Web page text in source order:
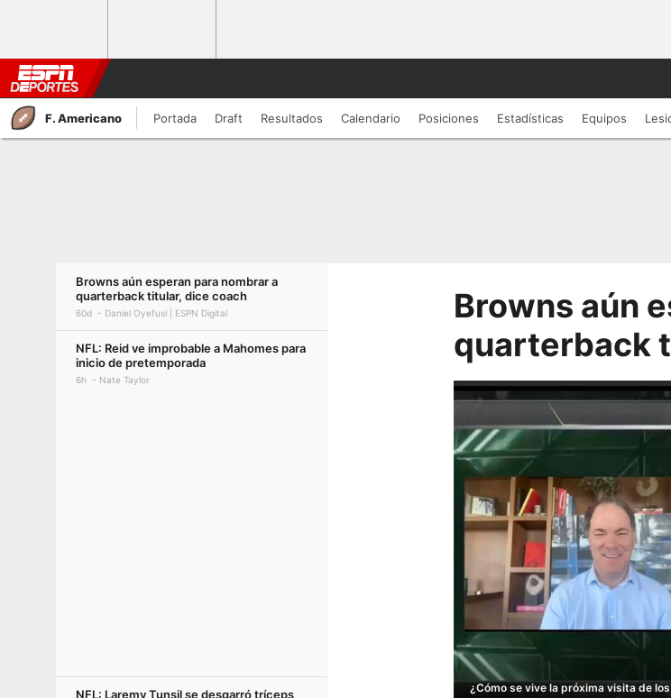
F. Americano Portada Draft Resultados Calendario Posiciones Estadísticas Equipos
Browns aún esperan para nombrar a
quarterback titular, dice coach
60d Daniel Oyefusi | ESPN Digital
NFL: Reid ve improbable a Mahomes para
inicio de pretemporada
6h Nate Taylor
NFL: Laremy Tunsil se desgarró tríceps
Browns aún
quarterback
¿Cómo se vive la próxima visita de